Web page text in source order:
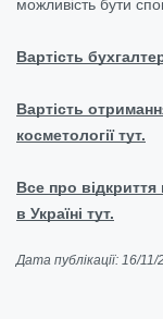
можливість бути
Вартість
Вартість
косметології тут.
Все про відкриття
в Україні тут.
Дата публікації: 16/11/